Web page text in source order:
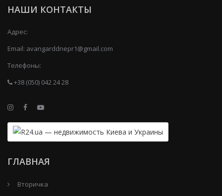
НАШИ КОНТАКТЫ
Адрес:
Email: avangarddnepr1@gmail.com
Телефоны:
+38 (050) 042 24 28
ГЛАВНАЯ
Вторичка